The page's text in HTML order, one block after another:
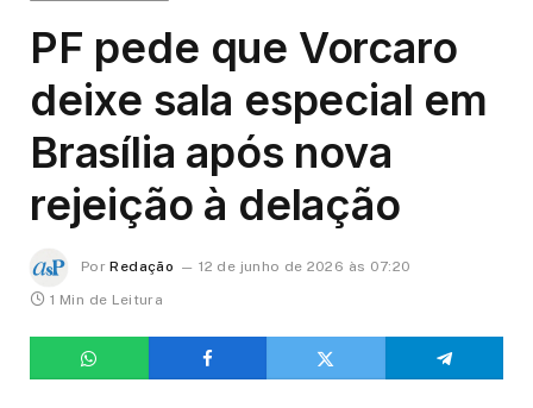
PF pede que Vorcaro
deixe sala especial em
Brasília após nova
rejeição à delação
Por Redação
12 de junho de 2026 às 07:20
1 Min de Leitura